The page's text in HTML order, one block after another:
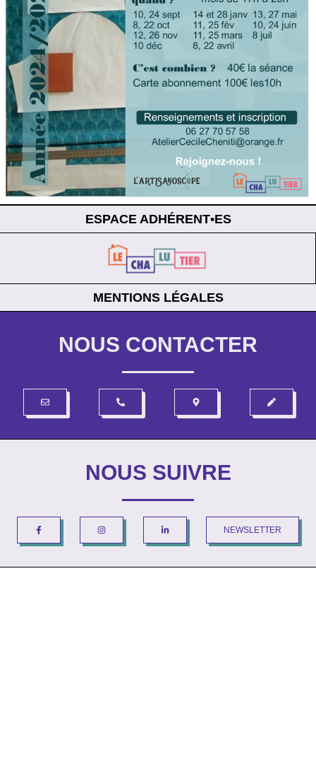
ESPACE ADHÉRENT•ES
MENTIONS LÉGALES
NOUS CONTACTER
NOUS SUIVRE
NEWSLETTER